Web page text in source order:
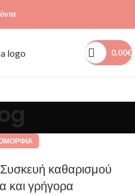
0,00€
καθαρισμού
και γρήγορα